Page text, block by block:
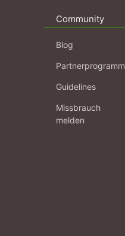
Community
Blog
Partnerprogramm
Guidelines
Missbrauch
melden